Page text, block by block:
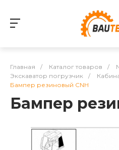
Главная / Каталог товаров /
Экскаватор погрузчик
/
Бампер резиновый CNH
Бампер